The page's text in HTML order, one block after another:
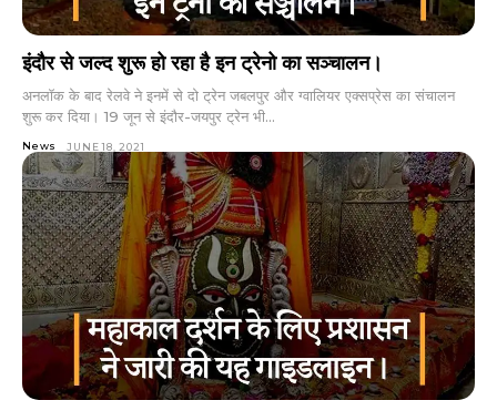
इंदौर से जल्द शुरू हो रहा है इन ट्रेनो का सञ्चालन।
अनलॉक के बाद रेलवे ने इनमें से दो ट्रेन जबलपुर और ग्वालियर एक्सप्रेस का संचालन
शुरू कर दिया। 19 जून से इंदौर-जयपुर ट्रेन भी...
News JUNE 18, 2021